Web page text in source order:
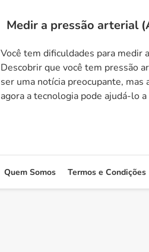
Medir a pressão arterial
Você tem dificuldades para medir
Descobrir que você tem pressão
ser uma notícia preocupante, mas
agora a tecnologia pode ajudá-lo
Quem Somos Termos e Condições